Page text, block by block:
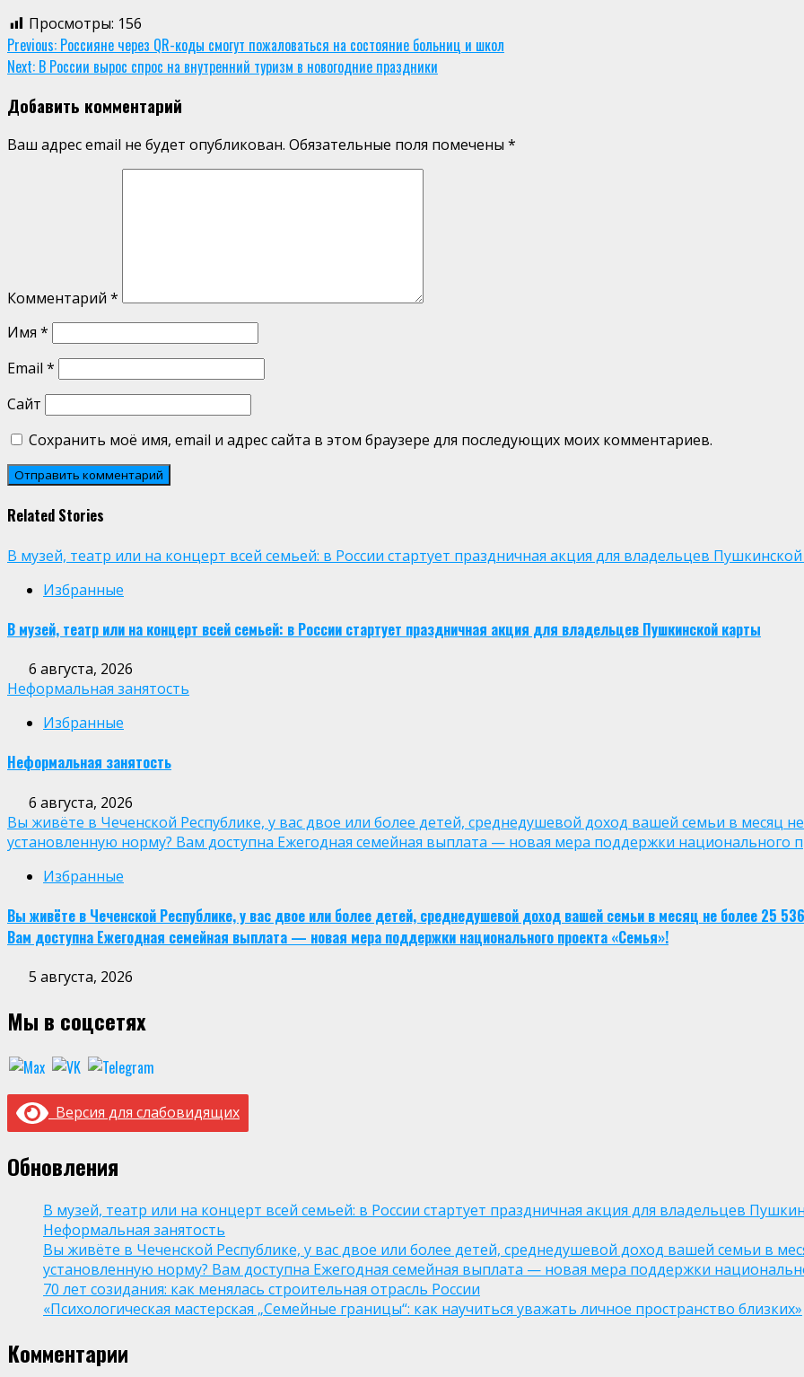
Просмотры: 156
Continue
Reading
Previous: Россияне через QR-коды смогут пожаловаться на состояние больниц и школ
Next: В России вырос спрос на внутренний туризм в новогодние праздники
Добавить комментарий
Ваш адрес email не будет опубликован. Обязательные поля помечены *
Комментарий *
Имя *
Email *
Сайт
Сохранить моё имя, email и адрес сайта в этом браузере для последующих моих комментариев.
Related Stories
В музей, театр или на концерт всей семьей: в России стартует праздничная акция для владельцев
Избранные
В музей, театр или на концерт всей семьей: в России стартует праздничная акция для владельцев Пушкинской карты
6 августа, 2026
Неформальная занятость
Избранные
Неформальная занятость
6 августа, 2026
Вы живёте в Чеченской Республике, у вас двое или более детей, среднедушевой доход вашей семьи в месяц
установленную норму? Вам доступна Ежегодная семейная выплата — новая мера поддержки национального
Избранные
Вы живёте в Чеченской Республике, у вас двое или более детей, среднедушевой доход вашей семьи в месяц не более 25
Вам доступна Ежегодная семейная выплата — новая мера поддержки национального проекта «Семья»!
5 августа, 2026
Мы в соцсетях
Версия для слабовидящих
Обновления
В музей, театр или на концерт всей семьей: в России стартует праздничная акция для владельцев
Неформальная занятость
Вы живёте в Чеченской Республике, у вас двое или более детей, среднедушевой доход вашей семьи в
установленную норму? Вам доступна Ежегодная семейная выплата — новая мера поддержки
70 лет созидания: как менялась строительная отрасль России
«Психологическая мастерская „Семейные границы“: как научиться уважать личное пространство близких»
Комментарии